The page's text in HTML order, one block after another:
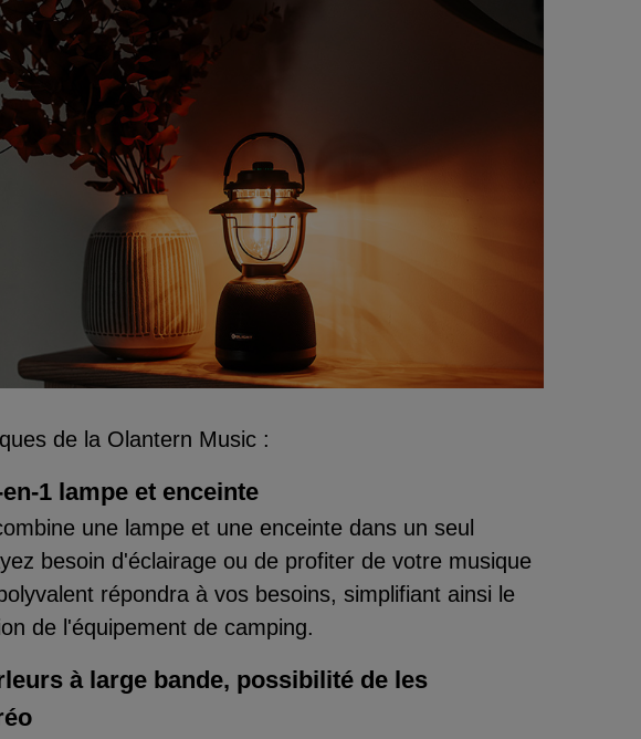
de la Olantern Music :
1 lampe et enceinte
une lampe et une enceinte dans un seul
besoin d'éclairage ou de profiter de votre musique
répondra à vos besoins, simplifiant ainsi le
de l'équipement de camping.
à large bande, possibilité de les